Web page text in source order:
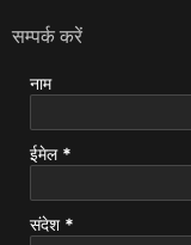
सम्पर्क करें
नाम
ईमेल *
संदेश *